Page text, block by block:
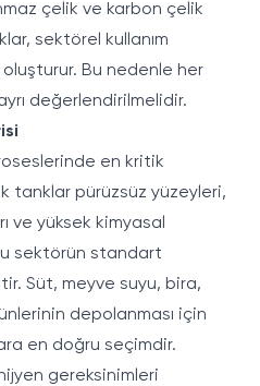
çelik ve karbon çelik
sektörel kullanım
oluşturur. Bu nedenle her
değerlendirilmelidir.
en kritik
tanklar pürüzsüz yüzeyleri,
ve yüksek kimyasal
sektörün standart
Süt, meyve suyu, bira,
depolanması için
en doğru seçimdir.
gereksinimleri